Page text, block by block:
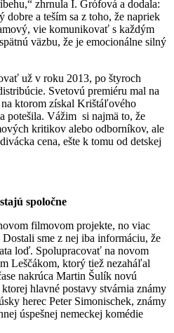
zhrnula I. Grófová a dodala:
a teším sa z toho, že napriek
vie komunikovať s každým
väzbu, že je emocionálne silný
už v roku 2013, po štyroch
Svetovú premiéru mal na
ktorom získal Krištáľového
potešila. Vážim si najmä to, že
kritikov alebo odborníkov, ale
cena, ešte k tomu od detskej
spoločne
filmovom projekte, no viac
sme z nej iba informáciu, že
loď. Spolupracovať na novom
Leščákom, ktorý tiež nezaháľal
nakrúca Martin Šulík novú
hlavné postavy stvárnia známy
herec Peter Simonischek, známy
úspešnej nemeckej komédie